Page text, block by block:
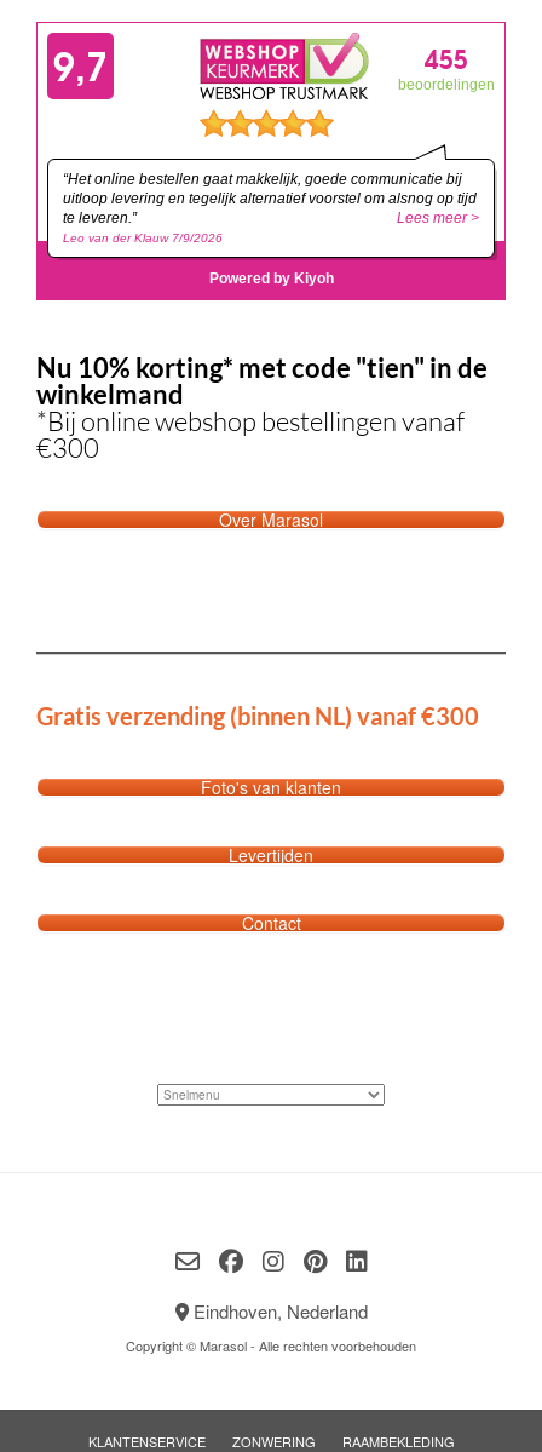
Nu 10% korting* met code "tien" in de
winkelmand
*Bij online webshop bestellingen vanaf
€300
Over Marasol
Gratis verzending (binnen NL) vanaf €300
Foto's van klanten
Levertijden
Contact
Eindhoven, Nederland
Copyright © Marasol - Alle rechten voorbehouden
KLANTENSERVICE ZONWERING
RAAMBEKLEDING